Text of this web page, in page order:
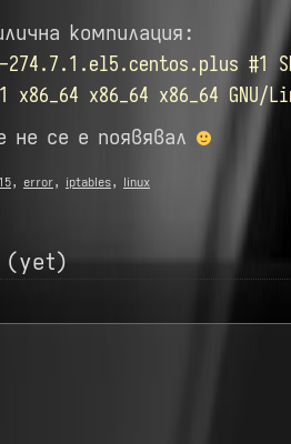
компилация:
#1
x86_64 x86_64 x86_64 GNU/
не се е появявал
, error, iptables, linux
(yet)